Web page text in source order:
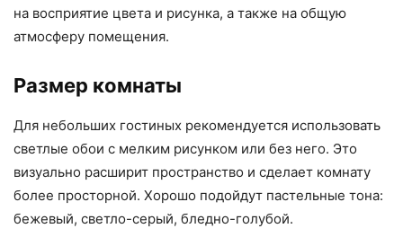
на восприятие цвета и рисунка, а также на общую
атмосферу помещения.
Размер комнаты
Для небольших гостиных рекомендуется использовать
светлые обои с мелким рисунком или без него. Это
визуально расширит пространство и сделает комнату
более просторной. Хорошо подойдут пастельные тона:
бежевый, светло-серый, бледно-голубой.